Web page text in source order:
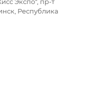
Экспо", пр-т
Республика